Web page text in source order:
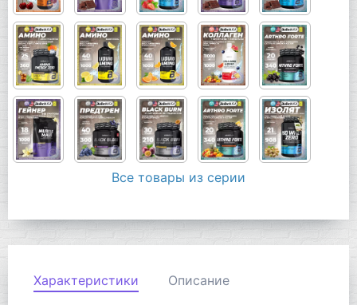
Все товары из серии
Характеристики Описание